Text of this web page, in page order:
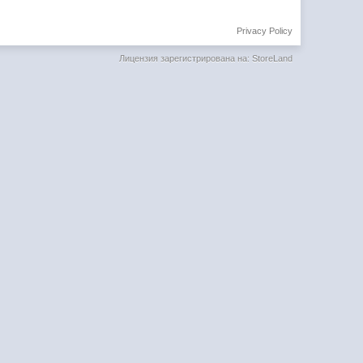
Privacy Policy
Лицензия зарегистрирована на: StoreLand